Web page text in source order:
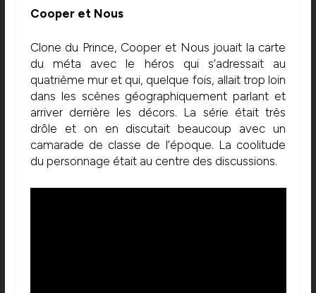
Cooper et Nous
Clone du Prince, Cooper et Nous jouait la carte
du méta avec le héros qui s’adressait au
quatrième mur et qui, quelque fois, allait trop loin
dans les scènes géographiquement parlant et
arriver derrière les décors. La série était très
drôle et on en discutait beaucoup avec un
camarade de classe de l’époque. La coolitude
du personnage était au centre des discussions.